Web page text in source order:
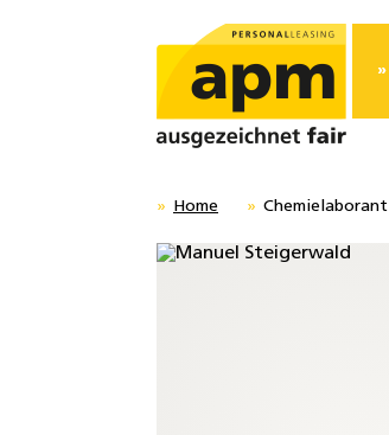
Home Chemielaborant